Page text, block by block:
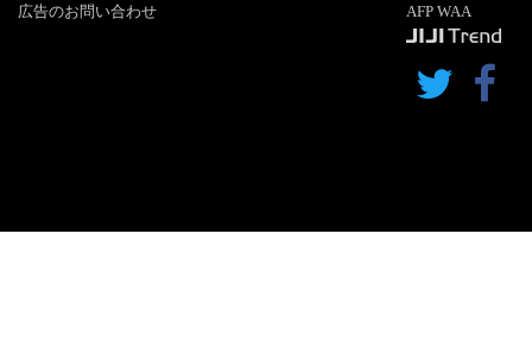
広告のお問い合わせ
AFP WAA